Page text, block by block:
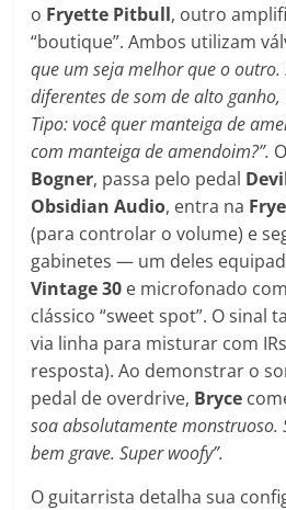
o Fryette Pitbull, outro
“boutique”. Ambos utilizam
que um seja melhor que o outro.
diferentes de som de alto
Tipo: você quer manteiga de
com manteiga de amendoim?”.
Bogner, passa pelo pedal
Obsidian Audio, entra na
(para controlar o volume) e
gabinetes — um deles
Vintage 30 e microfonado
clássico “sweet spot”. O sinal
via linha para misturar com
resposta). Ao demonstrar o
pedal de overdrive, Bryce
soa absolutamente monstruoso.
bem grave. Super woofy”.
O guitarrista detalha sua